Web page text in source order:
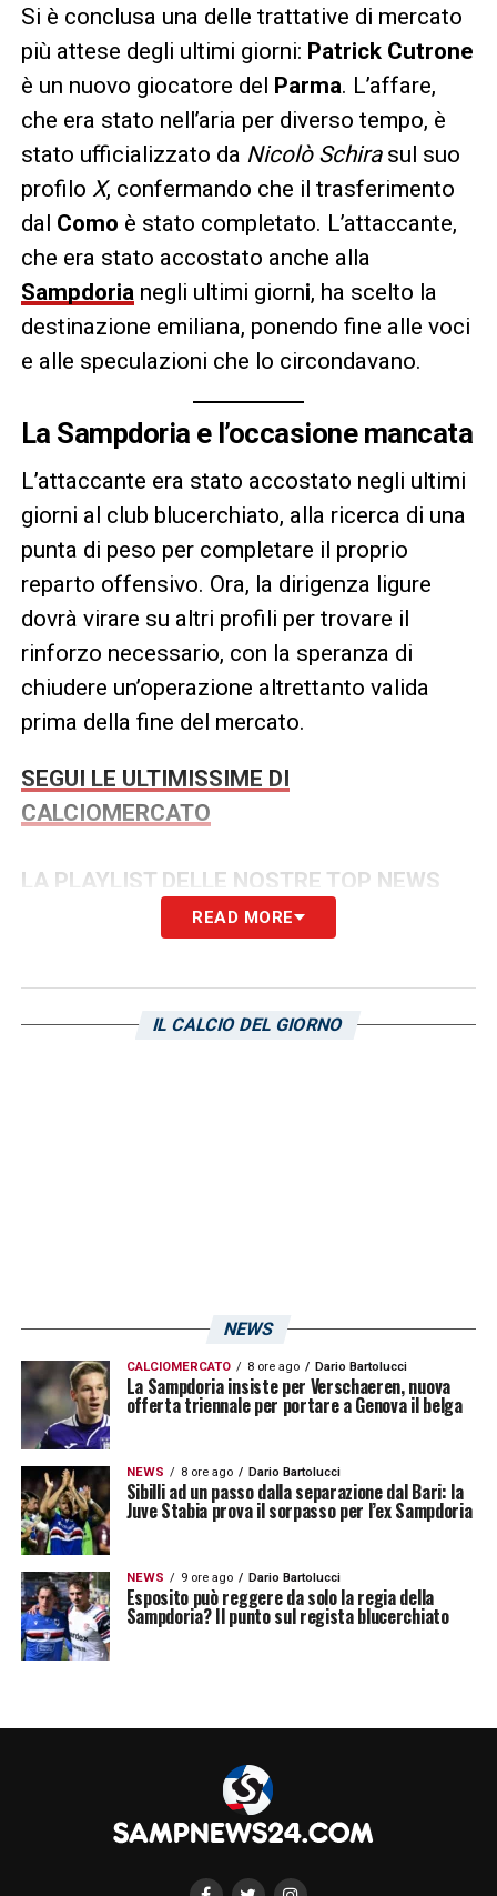
Si è conclusa una delle trattative di mercato
più attese degli ultimi giorni: Patrick Cutrone
è un nuovo giocatore del Parma. L’affare,
che era stato nell’aria per diverso tempo, è
stato ufficializzato da Nicolò Schirasul suo
profilo X, confermando che il trasferimento
dal Como è stato completato. L’attaccante,
che era stato accostato anche alla
Sampdorianegli ultimi giorni, ha scelto la
destinazione emiliana, ponendo fine alle voci
e alle speculazioni che lo circondavano.
La Sampdoria e l’occasione mancata
L’attaccante era stato accostato negli ultimi
giorni al club blucerchiato, alla ricerca di una
punta di peso per completare il proprio
reparto offensivo. Ora, la dirigenza ligure
dovrà virare su altri profili per trovare il
rinforzo necessario, con la speranza di
chiudere un’operazione altrettanto valida
prima della fine del mercato.
SEGUI LE ULTIMISSIME DI
CALCIOMERCATO
LA PLAYLIST DELLE NOSTRE TOP NEWS
READ MORE
IL CALCIO DEL GIORNO
NEWS
CALCIOMERCATO 8 ore ago Dario Bartolucci
La Sampdoria insiste per Verschaeren, nuova
offerta triennale per portare a Genova il belga
NEWS 8 ore ago Dario Bartolucci
Sibilli ad un passo dalla separazione dal Bari: la
Juve Stabia prova il sorpasso per l’ex Sampdoria
NEWS 9 ore ago Dario Bartolucci
Esposito può reggere da solo la regia della
Sampdoria? Il punto sul regista blucerchiato